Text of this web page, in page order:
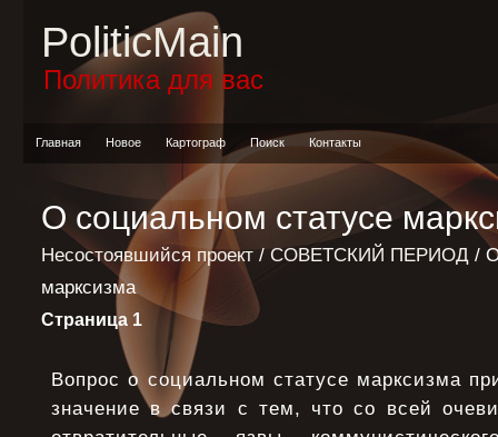
PoliticMain
Политика для вас
Главная Новое Картограф Поиск Контакты
О социальном статусе
Несостоявшийся проект / СОВЕТСКИЙ ПЕРИОД /
марксизма
Страница 1
Вопрос о социальном статусе марксизма
значение в связи с тем, что со всей